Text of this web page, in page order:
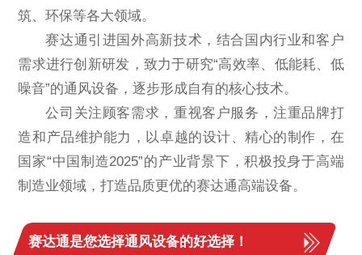
筑、环保等各大领域。
赛达通引进国外高新技术，结合国内行业和客户
需求进行创新研发，致力于研究“高效率、低能耗、低
噪音”的通风设备，逐步形成自有的核心技术。
公司关注顾客需求，重视客户服务，注重品牌打
造和产品维护能力，以卓越的设计、精心的制作，在
国家“中国制造2025”的产业背景下，积极投身于高端
制造业领域，打造品质更优的赛达通高端设备。
赛达通是您选择通风设备的好选择！